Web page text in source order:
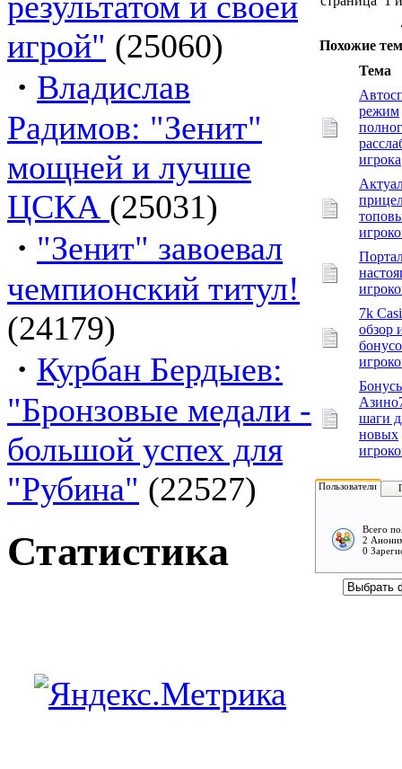
игрой" (25060)
· Владислав
Радимов: "Зенит"
мощней и лучше
ЦСКА (25031)
· "Зенит" завоевал
чемпионский титул!
(24179)
· Курбан Бердыев:
"Бронзовые медали -
большой успех для
"Рубина" (22527)
Статистика
Похожие
Тема
режим
игрока
7k
обзор
шаги
новых
Пользователи
Всего
2
0